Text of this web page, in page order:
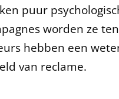
puur
worden ze
hebben een
van reclame.